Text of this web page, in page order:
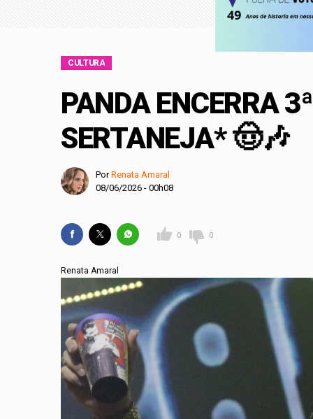
Votorantim
Sirlange Manga
Só causou
Parque da
Henrique e Juliano,
CULTURA
PANDA ENCERRA
SERTANEJA* 🤠🎶
PorRenata Amaral
08/06/2026 - 00h08
0 0
Renata Amaral